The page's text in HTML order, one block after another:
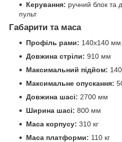
Керування: ручний блок та
пульт
Габарити та маса
Профіль рами: 140x140
Довжина стріли: 910 мм
Максимальний підйом:
Максимальне опускання:
Довжина шасі: 2700 мм
Ширина шасі: 800 мм
Маса корпусу: 310 кг
Маса платформи: 110 кг